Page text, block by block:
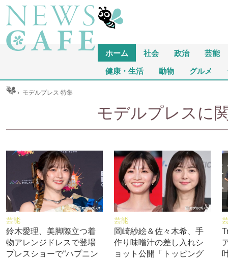
ホーム 社会 政治 芸能
健康・生活 動物 グルメ
› モデルプレス 特集
モデルプレスに
芸能
鈴木愛理、美脚際立つ着
物アレンジドレスで登場
プレスショーで“ハプニン
芸能
岡崎紗絵＆佐々木希、手
作り味噌汁の差し入れシ
ョット公開「トッピング